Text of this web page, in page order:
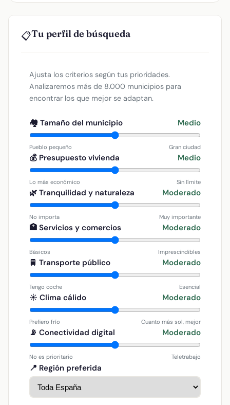
📋Tu perfil de búsqueda
Ajusta los criterios según tus prioridades.
Analizaremos más de 8.000 municipios para
encontrar los que mejor se adaptan.
🏘️ Tamaño del municipio Medio
Pueblo pequeño Gran ciudad
💰 Presupuesto vivienda Medio
Lo más económico Sin límite
🌿 Tranquilidad y naturaleza Moderado
No importa Muy importante
🏥 Servicios y comercios Moderado
Básicos Imprescindibles
🚆 Transporte público Moderado
Tengo coche Esencial
☀️ Clima cálido Moderado
Prefiero frío Cuanto más sol, mejor
📡 Conectividad digital Moderado
No es prioritario Teletrabajo
📍 Región preferida